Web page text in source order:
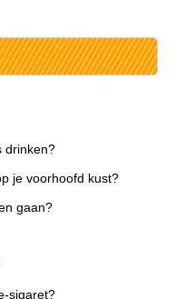
drinken?
je voorhoofd kust?
gaan?
sigaret?